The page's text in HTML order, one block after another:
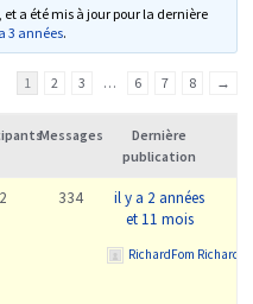
et a été mis à jour pour la dernière
3 années.
1 2 3 … 6 7 8 →
Messages
Dernière
publication
334
il y a 2 années
et 11 mois
RichardFom